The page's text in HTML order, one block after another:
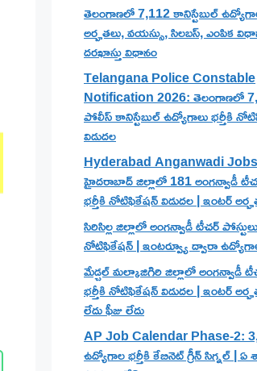
తెలంగాణలో 7,112 కానిస్టేబుల్
అర్హతలు, వయస్సు, సిలబస్, ఎంపిక
దరఖాస్తు విధానం
Telangana Police Constable
Notification 2026: తెలంగాణలో
పోలీస్ కానిస్టేబుల్ ఉద్యోగాలు భర్తీకి
విడుదల
Hyderabad Anganwadi
హైదరాబాద్ జిల్లాలో 181 అంగన్వాడీ
భర్తీకి నోటిఫికేషన్ విడుదల | ఇంటర్
సిరిసిల్ల జిల్లాలో అంగన్వాడీ టీచర్
నోటిఫికేషన్ | ఇంటర్వ్యూ ద్వారా
మేడ్చల్ మల్కాజిగిరి జిల్లాలో అంగన్వాడీ
భర్తీకి నోటిఫికేషన్ విడుదల | ఇంటర్
లేదు ఫీజు లేదు
AP Job Calendar Phase-2:
ఉద్యోగాల భర్తీకి కేబినెట్ గ్రీన్ సిగ్నల్ |